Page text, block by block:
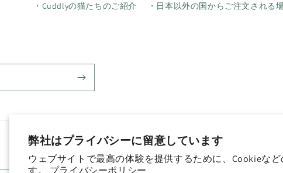
弊社はプライバシーに留意しています
ウェブサイトで最高の体験を提供するために、Cookieな
す。 プライバシーポリシー
・Cuddlyの猫たちのご紹介
・日本以外の国からご注文される